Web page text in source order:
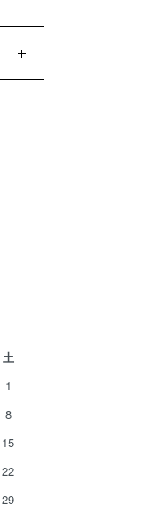
土
1
8
15
22
29